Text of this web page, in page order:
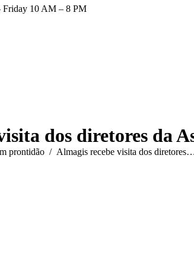
Friday 10 AM – 8 PM
dos diretores da
prontidão Almagis recebe visita dos